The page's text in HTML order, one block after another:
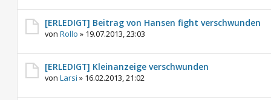
[ERLEDIGT] Beitrag von Hansen fight verschwunden
von Rollo » 19.07.2013, 23:03
[ERLEDIGT] Kleinanzeige verschwunden
von Larsi » 16.02.2013, 21:02